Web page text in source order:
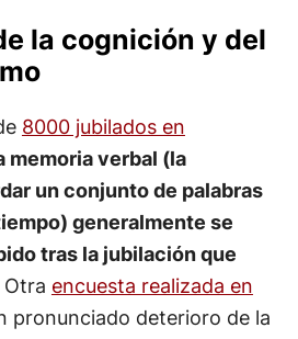
la cognición y del
8000 jubilados en
memoria verbal (la
un conjunto de palabras
generalmente se
tras la jubilación que
Otra encuesta realizada en
pronunciado deterioro de la